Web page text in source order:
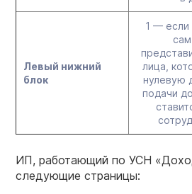
Левый нижний
блок
1 — если
лица,
нулевую
подачи
ИП, работающий по УСН
следующие страницы: